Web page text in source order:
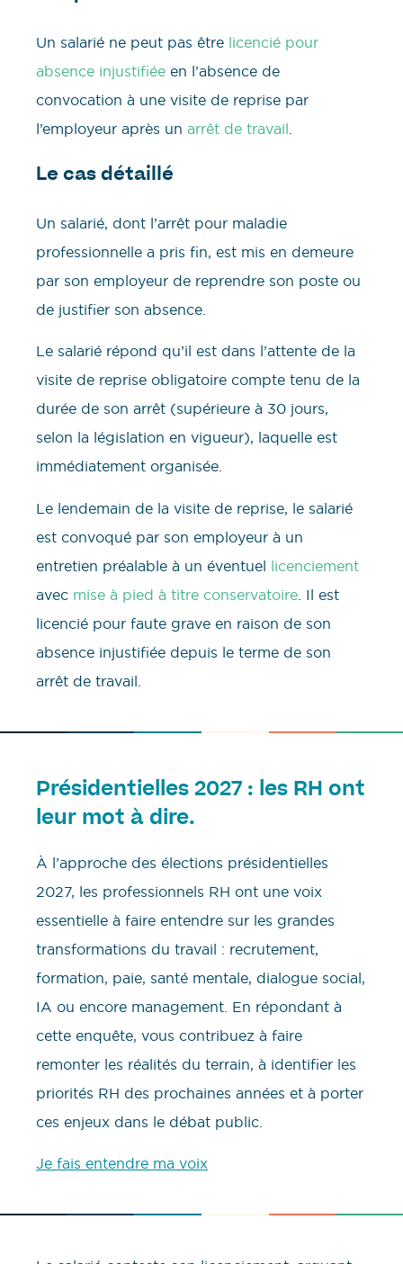
Un salarié ne peut pas être licencié pour
absence injustifiée en l’absence de
convocation à une visite de reprise par
l’employeur après un arrêt de travail
Le cas détaillé
Un salarié, dont l’arrêt pour maladie
professionnelle a pris fin, est mis en demeure
par son employeur de reprendre son poste ou
de justifier son absence.
Le salarié répond qu’il est dans l’attente de la
visite de reprise obligatoire compte tenu de la
durée de son arrêt (supérieure à 30 jours,
selon la législation en vigueur), laquelle est
immédiatement organisée.
Le lendemain de la visite de reprise, le salarié
est convoqué par son employeur à un
entretien préalable à un éventuel licenciement
avec mise à pied à titre conservatoire . Il est
licencié pour faute grave en raison de son
absence injustifiée depuis le terme de son
arrêt de travail.
Présidentielles 2027 : les RH ont
leur mot à dire.
À l’approche des élections présidentielles
2027, les professionnels RH ont une voix
essentielle à faire entendre sur les grandes
transformations du travail : recrutement,
formation, paie, santé mentale, dialogue social,
IA ou encore management. En répondant à
cette enquête, vous contribuez à faire
remonter les réalités du terrain, à identifier les
priorités RH des prochaines années et à porter
ces enjeux dans le débat public.
Je fais entendre ma voix